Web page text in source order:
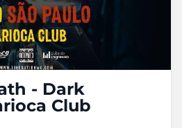
- Dark
Club